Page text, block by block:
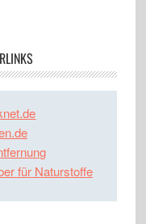
für Naturstoffe